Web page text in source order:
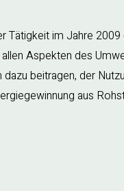
Tätigkeit im Jahre
Aspekten des
beitragen, der
aus